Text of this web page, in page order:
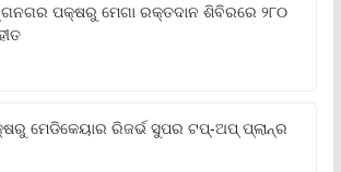
ପକ୍ଷରୁ ମେଗା ରକ୍ତଦାନ ଶିବିରରେ ୨୮୦
ମେଡିକେୟାର ରିଜର୍ଭ ସୁପର ଟପ୍‌-ଅପ୍ ପ୍ଲାନ୍‌ର